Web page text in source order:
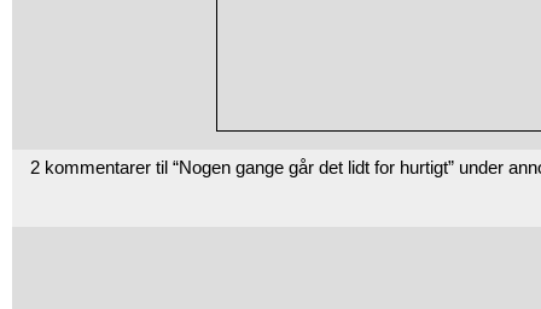
2 kommentarer til “Nogen gange går det lidt for hurtigt” under